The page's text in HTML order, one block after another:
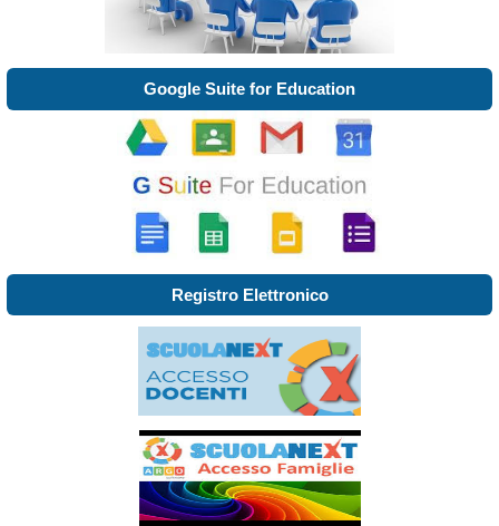
Google Suite for Education
Registro Elettronico